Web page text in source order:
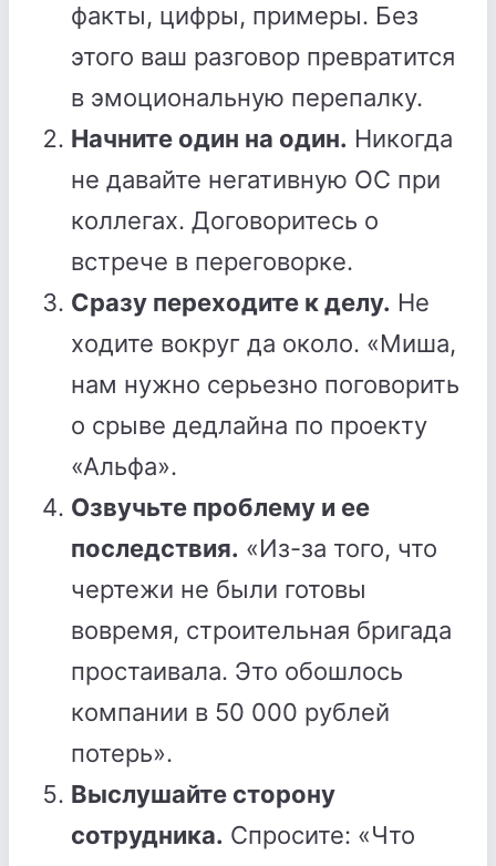
факты, цифры, примеры. Без
этого ваш разговор превратится
в эмоциональную перепалку.
Начните один на один. Никогда
не давайте негативную ОС при
коллегах. Договоритесь о
встрече в переговорке.
Сразу переходите к делу. Не
ходите вокруг да около. «Миша,
нам нужно серьезно поговорить
о срыве дедлайна по проекту
«Альфа».
Озвучьте проблему и ее
последствия. «Из-за того, что
чертежи не были готовы
вовремя, строительная бригада
простаивала. Это обошлось
компании в 50 000 рублей
потерь».
Выслушайте сторону
сотрудника. Спросите: «Что